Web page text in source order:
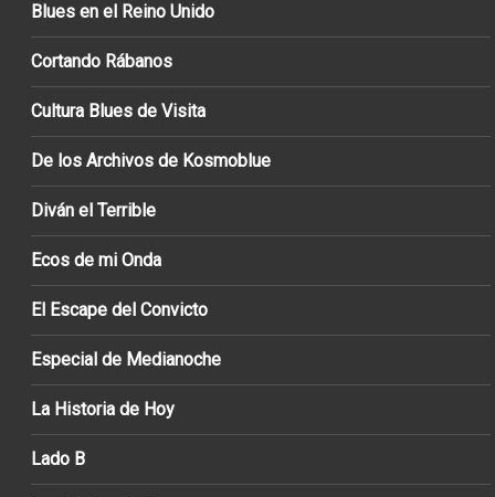
Blues en el Reino Unido
Cortando Rábanos
Cultura Blues de Visita
De los Archivos de Kosmoblue
Diván el Terrible
Ecos de mi Onda
El Escape del Convicto
Especial de Medianoche
La Historia de Hoy
Lado B